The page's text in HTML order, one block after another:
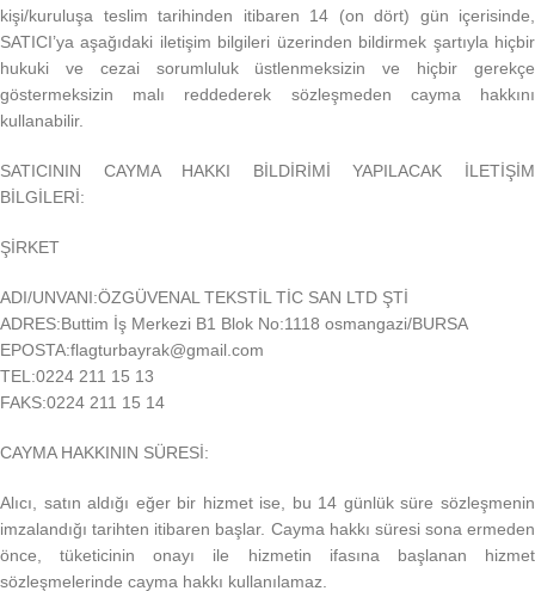
kişi/kuruluşa teslim tarihinden itibaren 14 (on dört) gün içerisinde,
SATICI’ya aşağıdaki iletişim bilgileri üzerinden bildirmek şartıyla hiçbir
hukuki ve cezai sorumluluk üstlenmeksizin ve hiçbir gerekçe
göstermeksizin malı reddederek sözleşmeden cayma hakkını
kullanabilir.
SATICININ CAYMA HAKKI BİLDİRİMİ YAPILACAK İLETİŞİM
BİLGİLERİ:
ŞİRKET
ADI/UNVANI:ÖZGÜVENAL TEKSTİL TİC SAN LTD ŞTİ
ADRES:Buttim İş Merkezi B1 Blok No:1118 osmangazi/BURSA
EPOSTA:flagturbayrak@gmail.com
TEL:0224 211 15 13
FAKS:0224 211 15 14
CAYMA HAKKININ SÜRESİ:
Alıcı, satın aldığı eğer bir hizmet ise, bu 14 günlük süre sözleşmenin
imzalandığı tarihten itibaren başlar. Cayma hakkı süresi sona ermeden
önce, tüketicinin onayı ile hizmetin ifasına başlanan hizmet
sözleşmelerinde cayma hakkı kullanılamaz.